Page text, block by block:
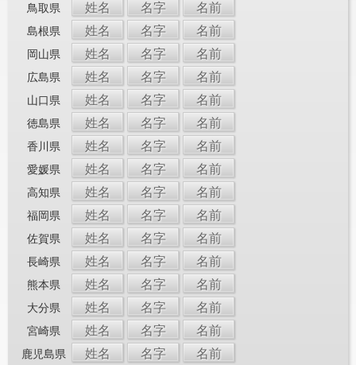
鳥取県 姓名 名字 名前
島根県 姓名 名字 名前
岡山県 姓名 名字 名前
広島県 姓名 名字 名前
山口県 姓名 名字 名前
徳島県 姓名 名字 名前
香川県 姓名 名字 名前
愛媛県 姓名 名字 名前
高知県 姓名 名字 名前
福岡県 姓名 名字 名前
佐賀県 姓名 名字 名前
長崎県 姓名 名字 名前
熊本県 姓名 名字 名前
大分県 姓名 名字 名前
宮崎県 姓名 名字 名前
鹿児島県 姓名 名字 名前